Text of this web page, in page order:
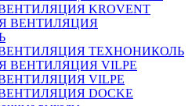
KROVENT
ТЕХНОНИКОЛЬ
VILPE
DOCKE